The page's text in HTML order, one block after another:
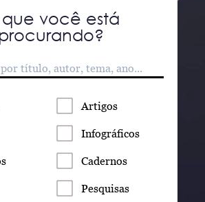
você está
Artigos
Infográficos
Cadernos
Pesquisas